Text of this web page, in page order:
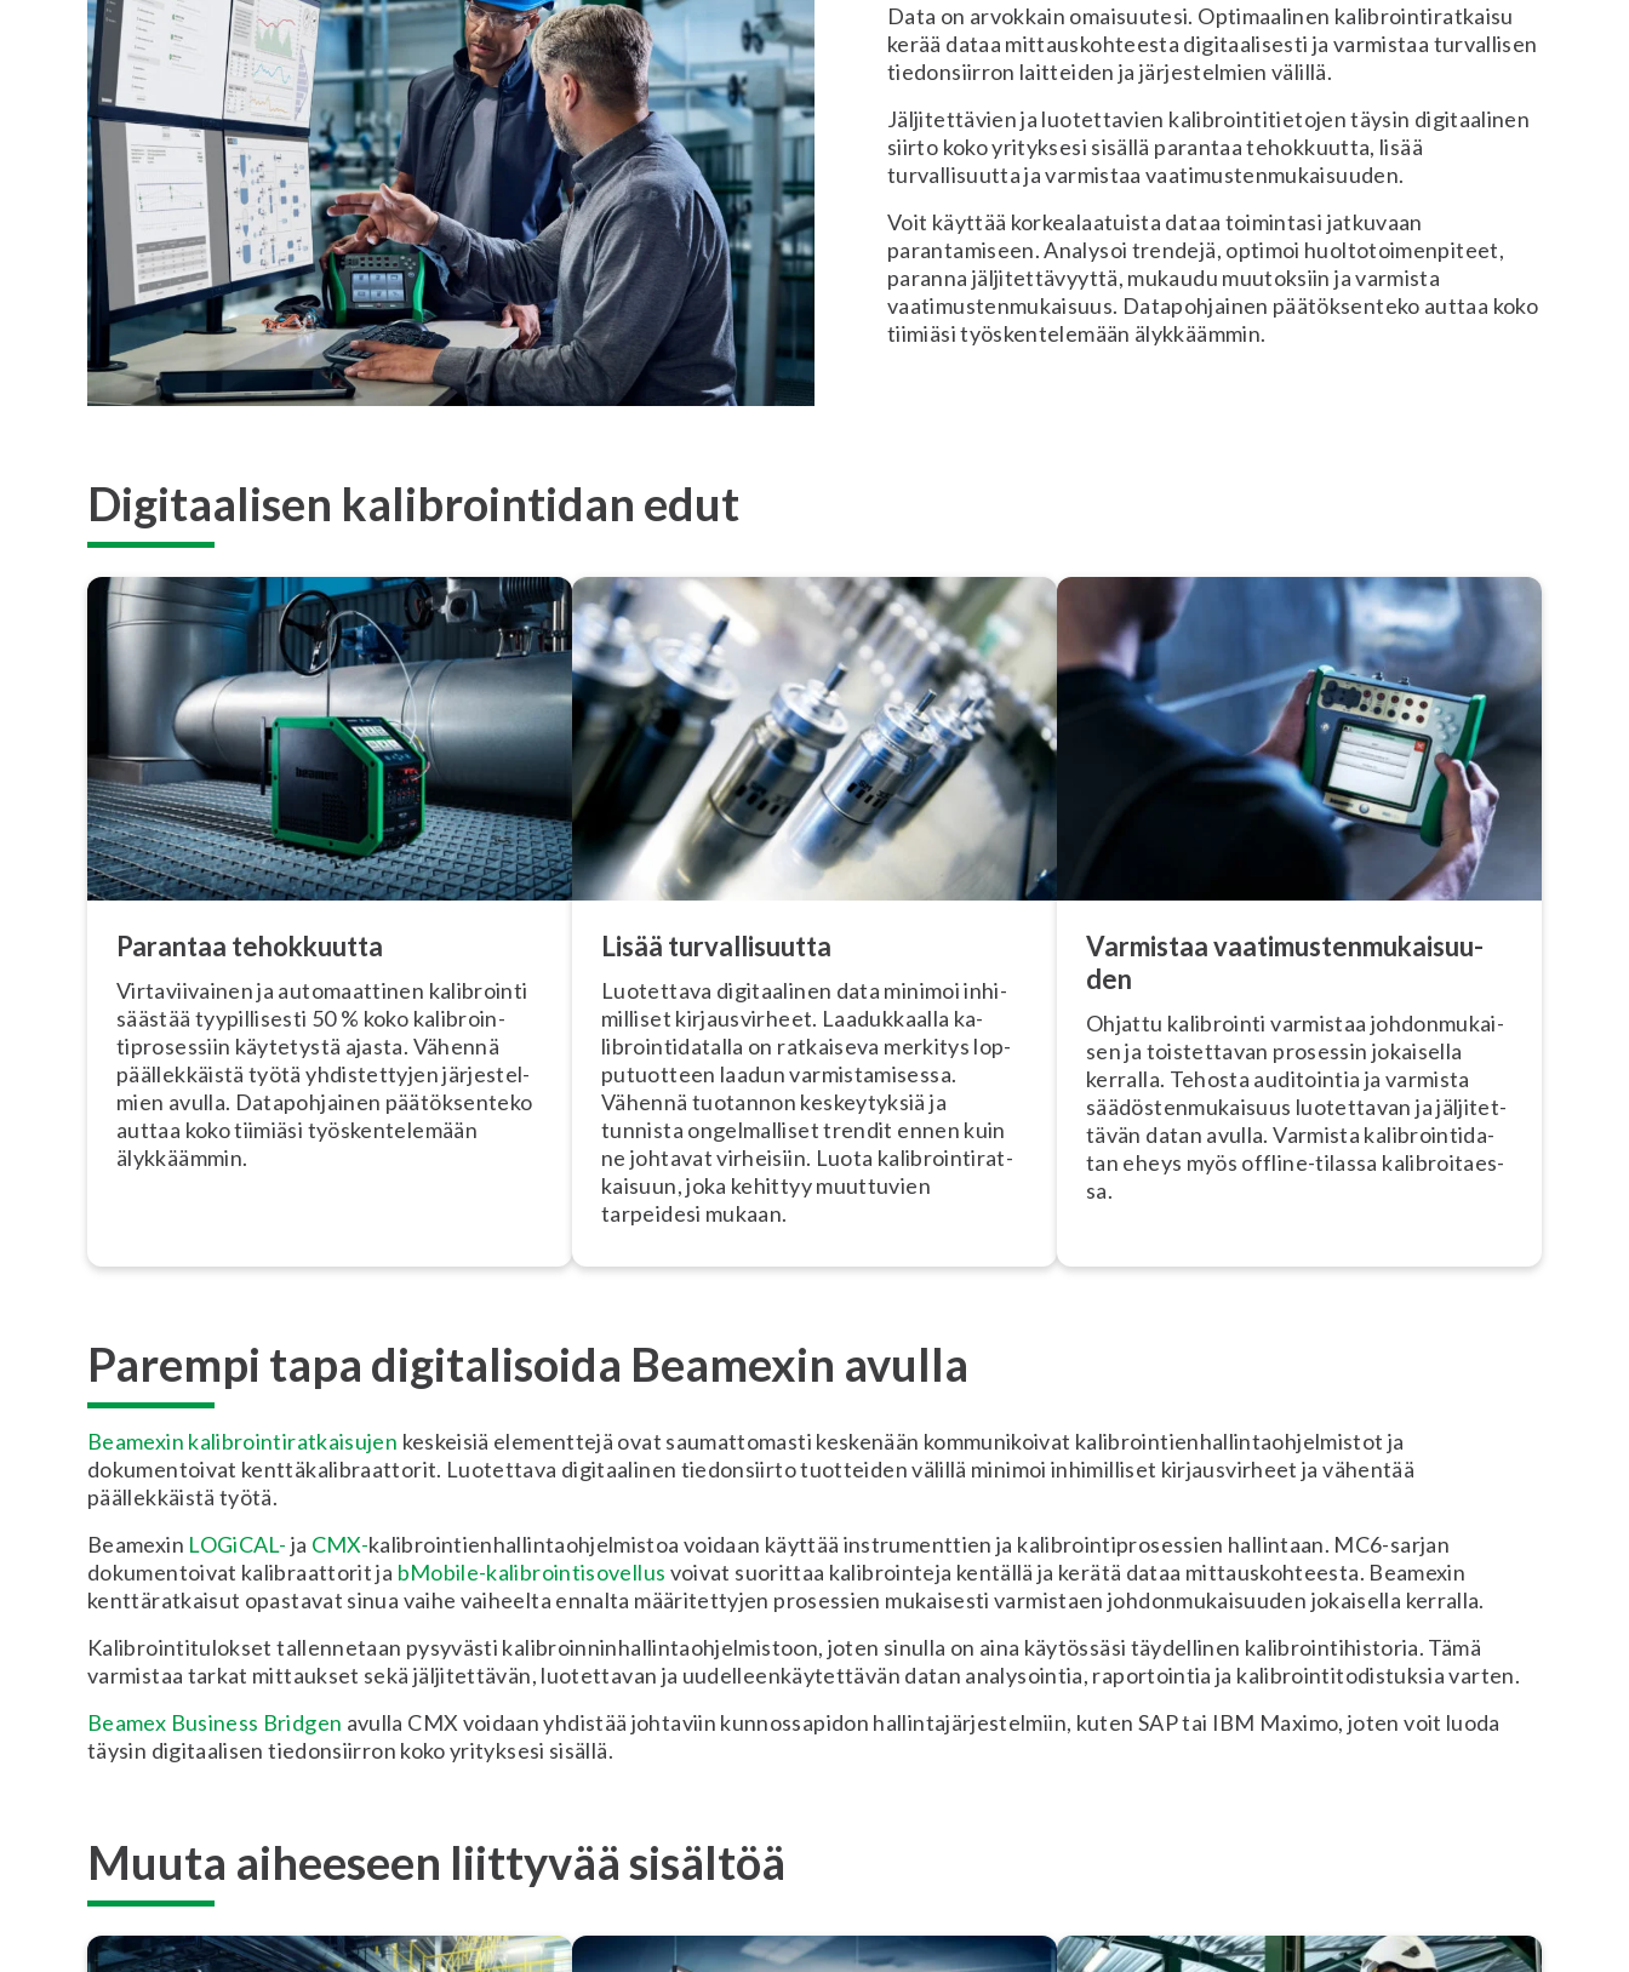
Data on arvokkain omaisuutesi. Optimaalinen kalibrointiratkaisu
kerää dataa mittauskohteesta digitaalisesti ja varmistaa turvallisen
tiedonsiirron laitteiden ja järjestelmien välillä.
Jäljitettävien ja luotettavien kalibrointitietojen täysin digitaalinen
siirto koko yrityksesi sisällä parantaa tehokkuutta, lisää
turvallisuutta ja varmistaa vaatimustenmukaisuuden.
Voit käyttää korkealaatuista dataa toimintasi jatkuvaan
parantamiseen. Analysoi trendejä, optimoi huoltotoimenpiteet,
paranna jäljitettävyyttä, mukaudu muutoksiin ja varmista
vaatimustenmukaisuus. Datapohjainen päätöksenteko auttaa koko
tiimiäsi työskentelemään älykkäämmin.
Digitaalisen kalibrointidan edut
Parantaa tehokkuutta
Vir­ta­vii­vai­nen ja au­to­maat­ti­nen kalibrointi
säästää tyy­pil­li­ses­ti 50 % koko ka­libroin­
tipro­ses­siin käytetystä ajasta. Vähennä
pääl­lek­käis­tä työtä yh­dis­tet­ty­jen jär­jes­tel­
mien avulla. Da­ta­poh­jai­nen pää­tök­sen­te­ko
auttaa koko tiimiäsi työs­ken­te­le­mään
älykkäämmin.
Lisää tur­val­li­suut­ta
Luotettava di­gi­taa­li­nen data minimoi in­hi­
mil­li­set kir­jaus­vir­heet. Laa­duk­kaal­la ka­
libroin­ti­da­tal­la on ratkaiseva merkitys lop­
pu­tuot­teen laadun var­mis­ta­mi­ses­sa.
Vähennä tuotannon kes­key­tyk­siä ja
tunnista on­gel­mal­li­set trendit ennen kuin
ne johtavat virheisiin. Luota ka­libroin­ti­rat­
kai­suun, joka kehittyy muuttuvien
tarpeidesi mukaan.
Varmistaa vaa­ti­mus­ten­mu­kai­suu­
den
Ohjattu kalibrointi varmistaa joh­don­mu­kai­
sen ja tois­tet­ta­van prosessin jokaisella
kerralla. Tehosta auditointia ja varmista
sää­dös­ten­mu­kai­suus luotettavan ja jäl­ji­tet­
tä­vän datan avulla. Varmista ka­libroin­ti­da­
tan eheys myös offline-tilassa ka­libroi­taes­
sa.
Parempi tapa digitalisoida Beamexin avulla
Beamexin kalibrointiratkaisujen keskeisiä elementtejä ovat saumattomasti keskenään kommunikoivat kalibrointienhallintaohjelmistot ja
dokumentoivat kenttäkalibraattorit. Luotettava digitaalinen tiedonsiirto tuotteiden välillä minimoi inhimilliset kirjausvirheet ja vähentää
päällekkäistä työtä.
Beamexin LOGiCAL- ja CMX-kalibrointienhallintaohjelmistoa voidaan käyttää instrumenttien ja kalibrointiprosessien hallintaan. MC6-sarjan
dokumentoivat kalibraattorit ja bMobile-kalibrointisovellus voivat suorittaa kalibrointeja kentällä ja kerätä dataa mittauskohteesta. Beamexin
kenttäratkaisut opastavat sinua vaihe vaiheelta ennalta määritettyjen prosessien mukaisesti varmistaen johdonmukaisuuden jokaisella kerralla.
Kalibrointitulokset tallennetaan pysyvästi kalibroinninhallintaohjelmistoon, joten sinulla on aina käytössäsi täydellinen kalibrointihistoria. Tämä
varmistaa tarkat mittaukset sekä jäljitettävän, luotettavan ja uudelleenkäytettävän datan analysointia, raportointia ja kalibrointitodistuksia varten.
Beamex Business Bridgen avulla CMX voidaan yhdistää johtaviin kunnossapidon hallintajärjestelmiin, kuten SAP tai IBM Maximo, joten voit luoda
täysin digitaalisen tiedonsiirron koko yrityksesi sisällä.
Muuta aiheeseen liittyvää sisältöä